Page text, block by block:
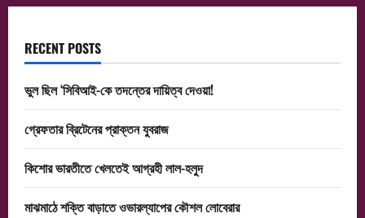
RECENT POSTS
ভুল ছিল ‘সিবিআই-কে তদন্তের দায়িত্ব দেওয়া!
গ্রেফতার ব্রিটেনের প্রাক্তন যুবরাজ
কিশোর ভারতীতে খেলতেই আগ্রহী লাল-হলুদ
মাঝমাঠে শক্তি বাড়াতে ওভারল্যাপের কৌশল লোবেরার